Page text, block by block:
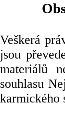
Veškerá
jsou
materiálů
souhlasu
karmického